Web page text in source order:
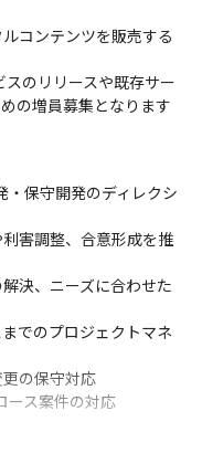
コンテンツを販売する
スのリリースや既存サー
の増員募集となります
保守開発のディレクシ
害調整、合意形成を推
決、ニーズに合わせた
でのプロジェクトマネ
の保守対応
ース案件の対応